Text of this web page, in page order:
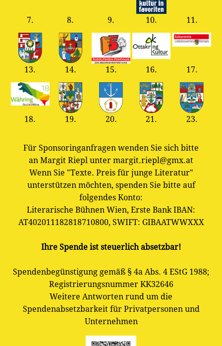
7. 8. 9. 10. 11.
13. 14. 15. 16. 17.
18. 19. 20. 21. 23.
Für Sponsoringanfragen wenden Sie sich bitte
an Margit Riepl unter margit.riepl@gmx.at
Wenn Sie "Texte. Preis für junge Literatur"
unterstützen möchten, spenden Sie bitte auf
folgendes Konto:
Literarische Bühnen Wien, Erste Bank IBAN:
AT402011182818710800, SWIFT: GIBAATWWXXX
Ihre Spende ist steuerlich absetzbar!
Spendenbegünstigung gemäß § 4a Abs. 4 EStG 1988;
Registrierungsnummer KK32646
Weitere Antworten rund um die
Spendenabsetzbarkeit für Privatpersonen und
Unternehmen